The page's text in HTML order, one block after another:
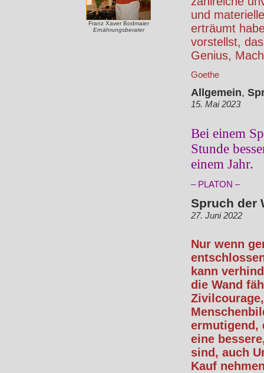
Franz Xaver Bodmaier
Ernährungsberater
und
erträumt
vorstellst,
Genius,
Goethe
Allgemein,
15. Mai 2023
Bei einem
Stunde
einem Jahr.
– PLATON –
Spruch der
27. Juni 2022
Nur wenn
kann
die Wand
ermutigend,
eine
sind, auch
Kauf